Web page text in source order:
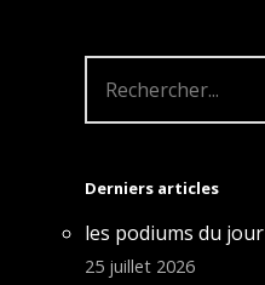
Derniers articles
les podiums du jour
25 juillet 2026